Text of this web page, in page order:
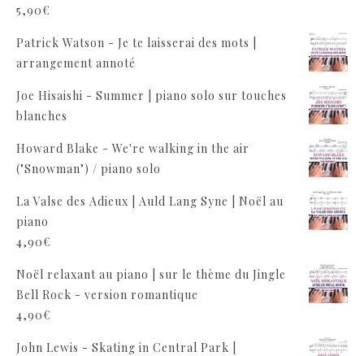
5,90€
Patrick Watson - Je te laisserai des mots |
arrangement annoté
Joe Hisaishi - Summer | piano solo sur touches
blanches
Howard Blake - We're walking in the air
("Snowman") / piano solo
La Valse des Adieux | Auld Lang Syne | Noël au
piano
4,90€
Noël relaxant au piano | sur le thème du Jingle
Bell Rock - version romantique
4,90€
John Lewis - Skating in Central Park |